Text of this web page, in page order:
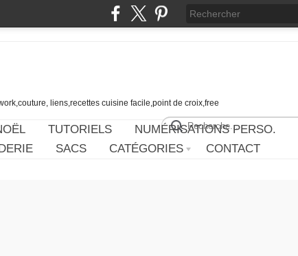
liens,recettes cuisine facile,point de croix,free
TUTORIELS NUMÉRISATIONS PERSO.
SACS CATÉGORIES CONTACT